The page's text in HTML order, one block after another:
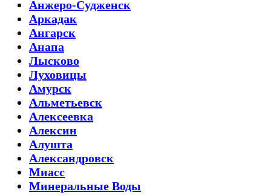
Анжеро-Судженск
Аркадак
Ангарск
Анапа
Лысково
Луховицы
Амурск
Альметьевск
Алексеевка
Алексин
Алушта
Александровск
Миасс
Минеральные Воды